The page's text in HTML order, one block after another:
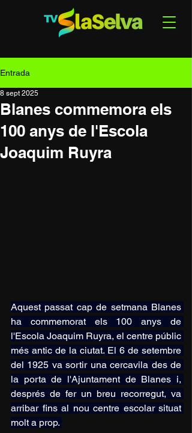
Entrada
Blanes commemora els
100 anys de l'Escola
Joaquim Ruyra
8 sept 2025
Aquest passat cap de setmana Blanes
ha commemorat els 100 anys de
l'Escola Joaquim Ruyra, el centre públic
més antic de la ciutat. El 6 de setembre
del 1925 va sortir una cercavila des de
la porta de l'Ajuntament de Blanes i,
després de fer un breu recorregut, va
arribar fins al nou centre escolar situat
molt a prop.